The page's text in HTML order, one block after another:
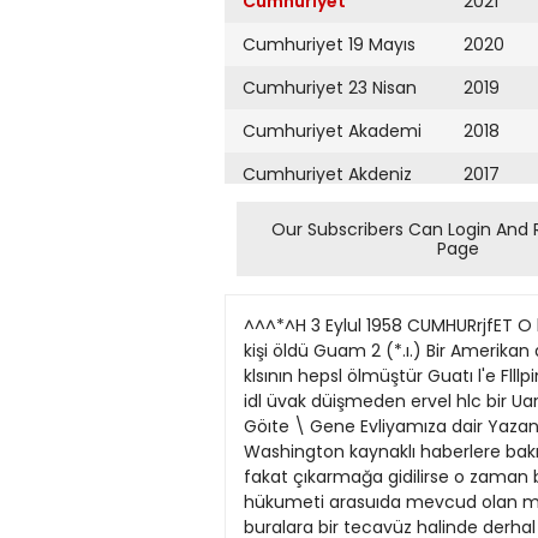
Cumhuriyet 19 Mayıs
Cumhuriyet 23 Nisan
Cumhuriyet Akademi
Cumhuriyet Akdeniz
Cumhuriyet Alışveriş
Cumhuriyet Ankara
Cumhuriyet Büyük
Taaruz
Cumhuriyet
Cumartesi
Cumhuriyet Çevre
2020
2019
2018
2017
2016
2015
2013
2012
2011
2010
2009
Our Subscribers Can Login And
Page
^^^*^H 3 Eylul 1958 CUMHURrjfET O hi A B Yeni Fransız Anayasası Londrada Pariste açıklanıyor de siyahbeyaz oldy İki uçak kazasında 33 kişi öldü Guam 2 (*.ı.) Bir Amerikan aâkerl nakJiye uçağı Guam Ada«:nın 80 iilometre açığ'.nda denlze dü'müştür. üçakta bu una n İS klsının hepsl ölmüştür Guatı l'e Flllpin arasmda «pfer yapsn uçak kalkışından beş dffküa »onra duşmuştur İçlndekl 18 «1 sıden 12 sl yolcu idl üvak düişmeden ervel hlc bir Uaret vernıe.nıstlr. LONDRAD^KÎ KAZ A 1 UNÜ GUNUN MEVZULAR1 Tarih kitablarını tetkik t J r f I Günden Göıte \ Gene Evliyamıza dair Yazan: Fahri Cglâl Göktulga olan bu ihtilâftan bir Amerikan Komünist Çin silâhb çatışması çıkabilir mi? Washington kaynaklı haberlere bakılacak olursa Birleşik Anıerika, denlzden ve havadan yapılan taarruzlar karsısında kıpırdamı yacakmıs. fakat çıkarmağa gidilirse o zaman bu bölgedekl yedinci Amerikan filosuna hareket emri vcrilecekmls! Birleşik Amerlka ile Milliyetçi Çin hükumeti arasuıda mevcud olan muahedeye göre Washington, Formoza ile Pescadores adalarmm savunması ile alâkahdır ve buralara bir tecavüz halinde derhal harekete geçmek hu ir müddettenberi F o r m o u etraiuıda devam etmekte jeneral, yann Cumhuriyet meydanında bir nutuk olan gergin hava, dün b i r . »öyliyecek; Anayasa tasarısına muhalif komünistden tehlikeli bir hâl al mıştır. Şimdiki halde komünist Çin, Üc gündür devam eden kavler aynı meydanda bir nümayiş hazırlıyorlar. mflllyetçUerin idaresinde bulunan gaya 3 bin kisi katildı: bir Londra 2 (a a ) İçinde uç kişi Kemoy ve Matsu adalanna denızden nulunan hususi blr uçak Londra'nın kişi yaralandı. evlere ve havadan saldınlar yapmakla iktiFarlfl, 3 (R) 28 eyiuide Fransıı er d« aynı meydand» bir nümayiş ha kalabalık guney maheVelerinden nutkunu fa eylemektedir. Yarın, adalan işgal mll.eUnln oyuna «rzedliecek olan ye zırlamaitadırlar. Başbakan gazolin bombast atıldı Southalla düşmuştüT. İçin bir çıkarma hareketine de te ni Anayasa tasansı orıümüzdekl per iraci ederken ba»ı nâhoştaâdlselerlnçık Uçak, üç evl tahrib etmiş, onbeş Londra 2 (AP) Bir zamanlar Lonvessül eylemesi ihtimâlleri meycud şembe günü Başbakan General de Ga ması beklenmektedir Fransiî İç İşleulle tarafmdan llân edüecektlr rl Bakanlığı bu h&dlsrle:l öniemek dTanın en gozde yerlerinden b'.rlsl klşinln öiumüne sebeb olmuştur. mudur? Baabakan, 4 eylul perşembe gunünü İçin tedblr' r sknaktadır olan Notting Hllî'de dun gece de ırk. Bugün evvelâ akla gelen sual şu o bllhassa seçmlştir. Bu t&rlh. Üçüncü Ayrıca, Parlst« Cezayir.l mllllyetçl